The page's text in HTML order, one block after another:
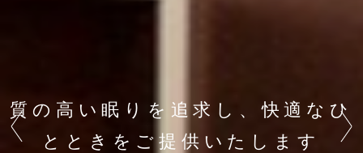
質の高い眠りを追求し、快適なひ
とときをご提供いたします
Previous Next